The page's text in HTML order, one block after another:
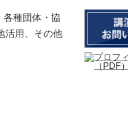
各種団体・協
活用、その他